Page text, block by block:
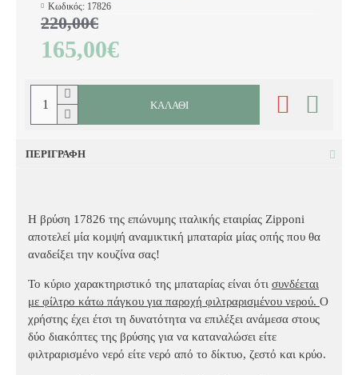
165,00€
220,00€
Κωδικός: 17826
ΚΑΛΆΘΙ
ΠΕΡΙΓΡΑΦΉ
Η βρύση 17826 της επώνυμης ιταλικής εταιρίας Zipponi
αποτελεί μία κομψή αναμικτική μπαταρία μίας οπής που θα
αναδείξει την κουζίνα σας!
Το κύριο χαρακτηριστικό της μπαταρίας είναι ότι συνδέεται
με φίλτρο κάτω πάγκου για παροχή φιλτραρισμένου νερού. Ο
χρήστης έχει έτσι τη δυνατότητα να επιλέξει ανάμεσα στους
δύο διακόπτες της βρύσης για να καταναλώσει είτε
φιλτραρισμένο νερό είτε νερό από το δίκτυο, ζεστό και κρύο.